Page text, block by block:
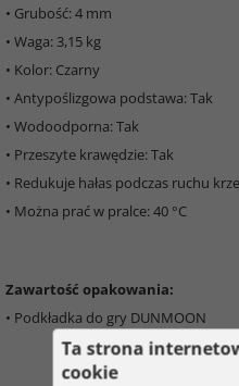
• Grubość: 4 mm
• Waga: 3,15 kg
• Kolor: Czarny
• Antypoślizgowa podstawa: Tak
• Wodoodporna: Tak
• Przeszyte krawędzie: Tak
• Redukuje hałas podczas ruchu
• Można prać w pralce: 40 °C
Zawartość opakowania:
• Podkładka do gry DUNMOON
Ta strona
cookie